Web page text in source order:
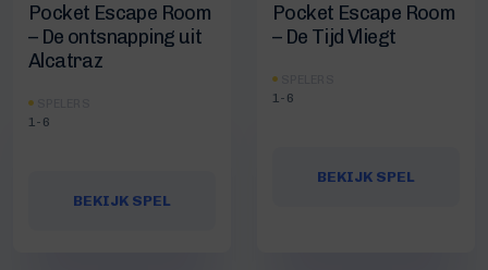
Pocket Escape Room
– De ontsnapping uit
Alcatraz
1-6
BEKIJK SPEL
Pocket Escape Room
– De Tijd Vliegt
1-6
BEKIJK SPEL